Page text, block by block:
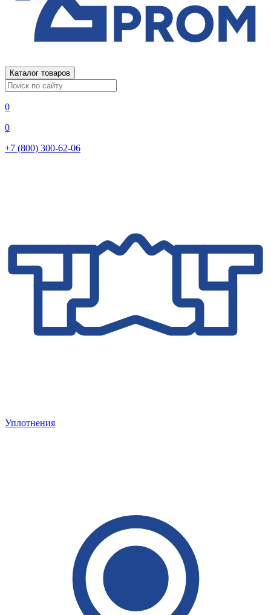
Каталог товаров
0
0
+7 (800) 300-62-06
Уплотнения